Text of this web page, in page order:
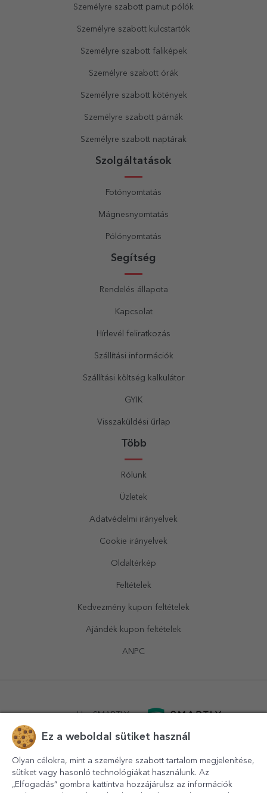
Személyre szabott pamut pólók
Személyre szabott kulcstartók
Személyre szabott faliképek
Személyre szabott órák
Személyre szabott kötények
Személyre szabott párnák
Személyre szabott naptárak
Szolgáltatások
Fotónyomtatás
Mágnesnyomtatás
Pólónyomtatás
Segítség
Rendelés állapota
Kapcsolat
Hírlevél feliratkozás
Szállítási információk
Szállítási költség kalkulátor
GYIK
Visszaküldési űrlap
Több
Rólunk
Üzletek
Adatvédelmi irányelvek
Cookie irányelvek
Oldaltérkép
Feltételek
Kedvezmény kupon feltételek
Ajándék kupon feltételek
ANPC
powered bySMARTLY.ro
Ez a weboldal sütiket használ
Olyan célokra, mint a személyre szabott tartalom megjelenítése,
sütiket vagy hasonló technológiákat használunk. Az
„Elfogadás” gombra kattintva hozzájárulsz az információk